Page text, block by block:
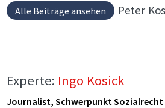
Alle Beiträge ansehen Peter
Experte: Ingo Kosick
Journalist, Schwerpunkt Sozialrecht